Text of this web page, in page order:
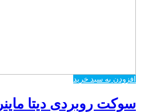
افزودن به سبد خرید
سوکت روبردی دیتا ماینر 8*2 رایت